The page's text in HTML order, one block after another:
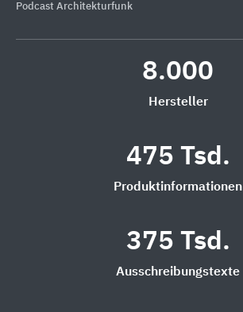
Podcast Architekturfunk
8.000
Hersteller
475 Tsd.
Produktinformationen
375 Tsd.
Ausschreibungstexte